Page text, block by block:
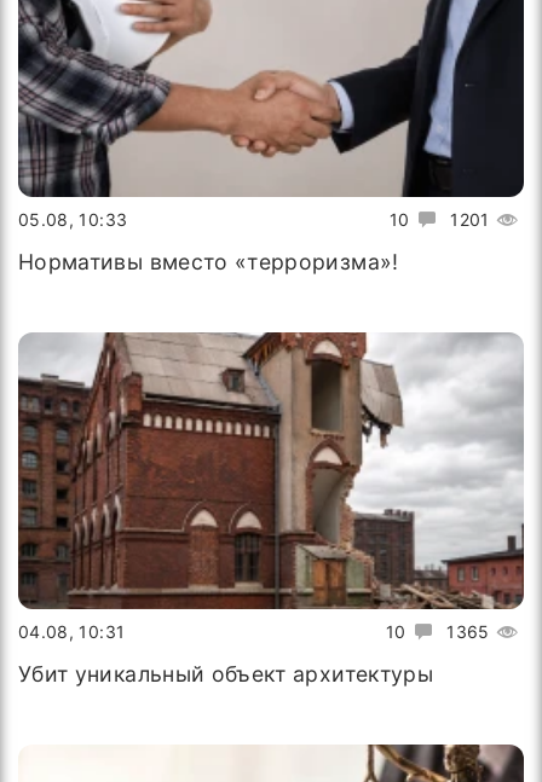
10 1201
05.08, 10:33
Нормативы вместо «терроризма»!
10 1365
04.08, 10:31
Убит уникальный объект архитектуры